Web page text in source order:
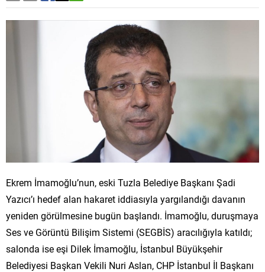
Ekrem İmamoğlu’nun, eski Tuzla Belediye Başkanı Şadi
Yazıcı’ı hedef alan hakaret iddiasıyla yargılandığı davanın
yeniden görülmesine bugün başlandı. İmamoğlu, duruşmaya
Ses ve Görüntü Bilişim Sistemi (SEGBİS) aracılığıyla katıldı;
salonda ise eşi Dilek İmamoğlu, İstanbul Büyükşehir
Belediyesi Başkan Vekili Nuri Aslan, CHP İstanbul İl Başkanı